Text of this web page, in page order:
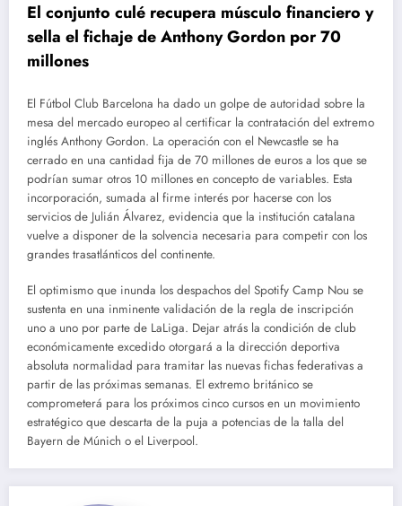
El conjunto culé recupera músculo financiero y
sella el fichaje de Anthony Gordon por 70
millones
El Fútbol Club Barcelona ha dado un golpe de autoridad sobre la
mesa del mercado europeo al certificar la contratación del extremo
inglés Anthony Gordon. La operación con el Newcastle se ha
cerrado en una cantidad fija de 70 millones de euros a los que se
podrían sumar otros 10 millones en concepto de variables. Esta
incorporación, sumada al firme interés por hacerse con los
servicios de Julián Álvarez, evidencia que la institución catalana
vuelve a disponer de la solvencia necesaria para competir con los
grandes trasatlánticos del continente.
El optimismo que inunda los despachos del Spotify Camp Nou se
sustenta en una inminente validación de la regla de inscripción
uno a uno por parte de LaLiga. Dejar atrás la condición de club
económicamente excedido otorgará a la dirección deportiva
absoluta normalidad para tramitar las nuevas fichas federativas a
partir de las próximas semanas. El extremo británico se
comprometerá para los próximos cinco cursos en un movimiento
estratégico que descarta de la puja a potencias de la talla del
Bayern de Múnich o el Liverpool.